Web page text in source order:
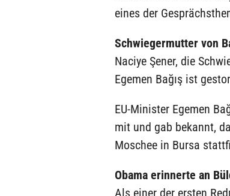
eines der
Schwiegermutter von
Naciye Şener, die
Egemen Bağış ist
EU-Minister Egemen
mit und gab bekannt,
Moschee in Bursa
Obama erinnerte an
Als einer der ersten